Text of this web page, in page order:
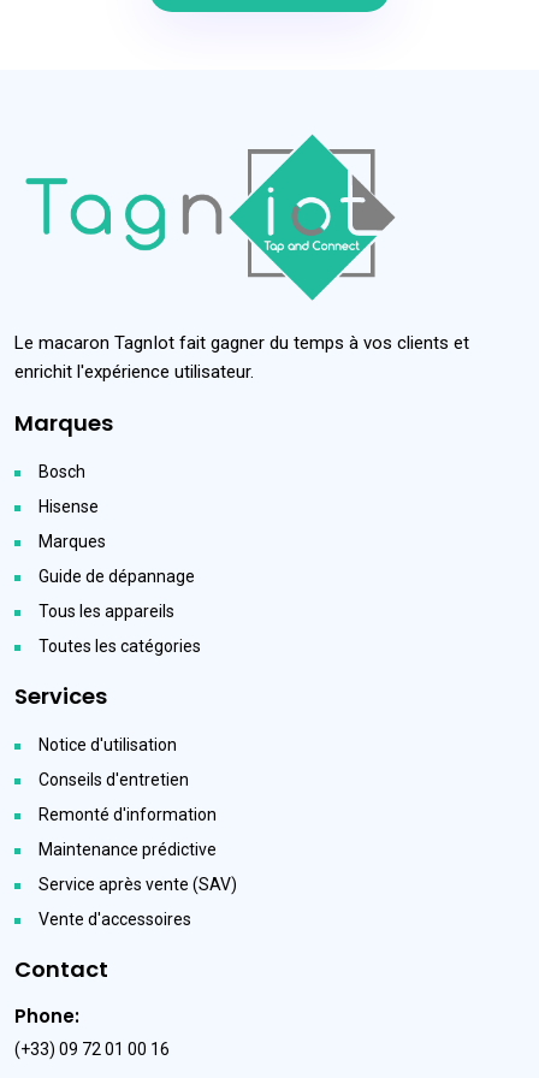
Le macaron TagnIot fait gagner du temps à vos clients et
enrichit l'expérience utilisateur.
Marques
Bosch
Hisense
Marques
Guide de dépannage
Tous les appareils
Toutes les catégories
Services
Notice d'utilisation
Conseils d'entretien
Remonté d'information
Maintenance prédictive
Service après vente (SAV)
Vente d'accessoires
Contact
Phone:
(+33) 09 72 01 00 16